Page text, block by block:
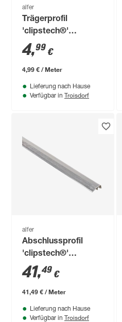
alfer
Trägerprofil
'clipstech®'
karamellfarben 1000
mm
4,99 €
4,99 € / Meter
Lieferung nach Hause
Verfügbar in Troisdorf
alfer
Abschlussprofil
'clipstech®'
Aluminium silber
1000 x 12,5 mm
41,49 €
41,49 € / Meter
Lieferung nach Hause
Verfügbar in Troisdorf